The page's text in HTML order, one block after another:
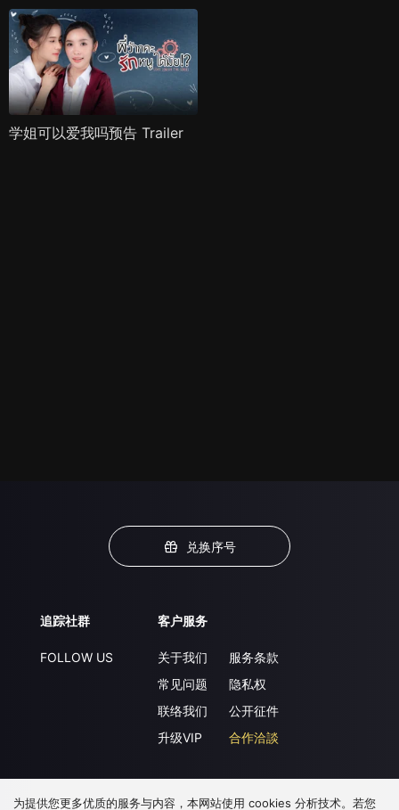
学姐可以爱我吗预告 Trailer
兑换序号
追踪社群
FOLLOW US
客户服务
关于我们
常见问题
联络我们
升级VIP
服务条款
隐私权
公开征件
合作洽談
下载 APP
为提供您更多优质的服务与内容，本网站使用 cookies 分析技术。若您